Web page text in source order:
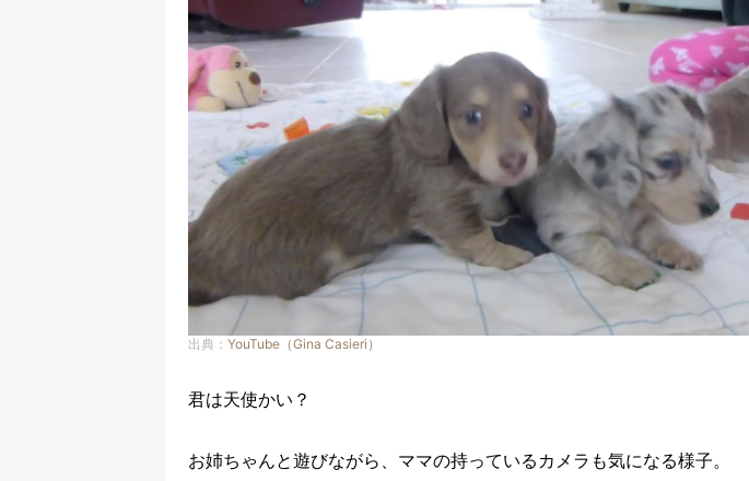
出典： YouTube（Gina Casieri）
君は天使かい？
お姉ちゃんと遊びながら、ママの持っているカメラも気になる様子。